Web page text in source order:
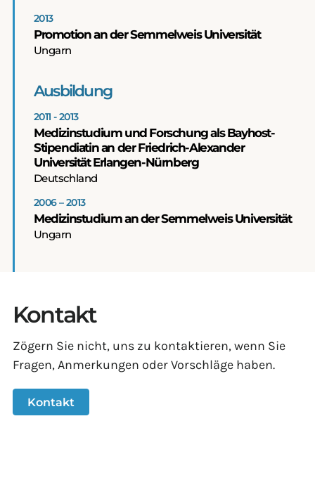
2013
Promotion an der Semmelweis Universität
Ungarn
Ausbildung
2011 - 2013
Medizinstudium und Forschung als Bayhost-
Stipendiatin an der Friedrich-Alexander
Universität Erlangen-Nürnberg
Deutschland
2006 – 2013
Medizinstudium an der Semmelweis Universität
Ungarn
Kontakt
Zögern Sie nicht, uns zu kontaktieren, wenn Sie
Fragen, Anmerkungen oder Vorschläge haben.
Kontakt